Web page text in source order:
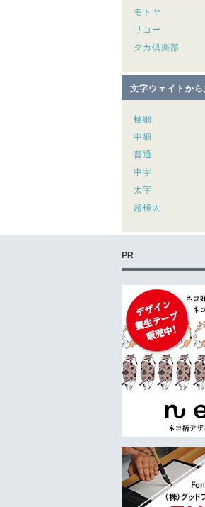
モトヤ
リコー
タカ倶楽部
文字ウェイトから
極細
中細
普通
中字
太字
超極太
PR